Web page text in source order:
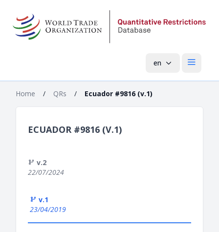
en Open
Home / QRs / Ecuador #9816 (v.1)
ECUADOR #9816 (V.1)
v.2
22/07/2024
v.1
23/04/2019